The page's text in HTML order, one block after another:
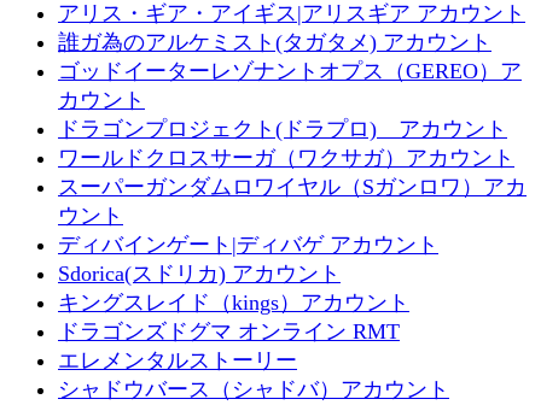
アリス・ギア・アイギス|アリスギア アカウント
誰ガ為のアルケミスト(タガタメ) アカウント
ゴッドイーターレゾナントオプス（GEREO）ア
カウント
ドラゴンプロジェクト(ドラプロ) アカウント
ワールドクロスサーガ（ワクサガ）アカウント
スーパーガンダムロワイヤル（Sガンロワ）アカ
ウント
ディバインゲート|ディバゲ アカウント
Sdorica(スドリカ) アカウント
キングスレイド（kings）アカウント
ドラゴンズドグマ オンライン RMT
エレメンタルストーリー
シャドウバース（シャドバ）アカウント